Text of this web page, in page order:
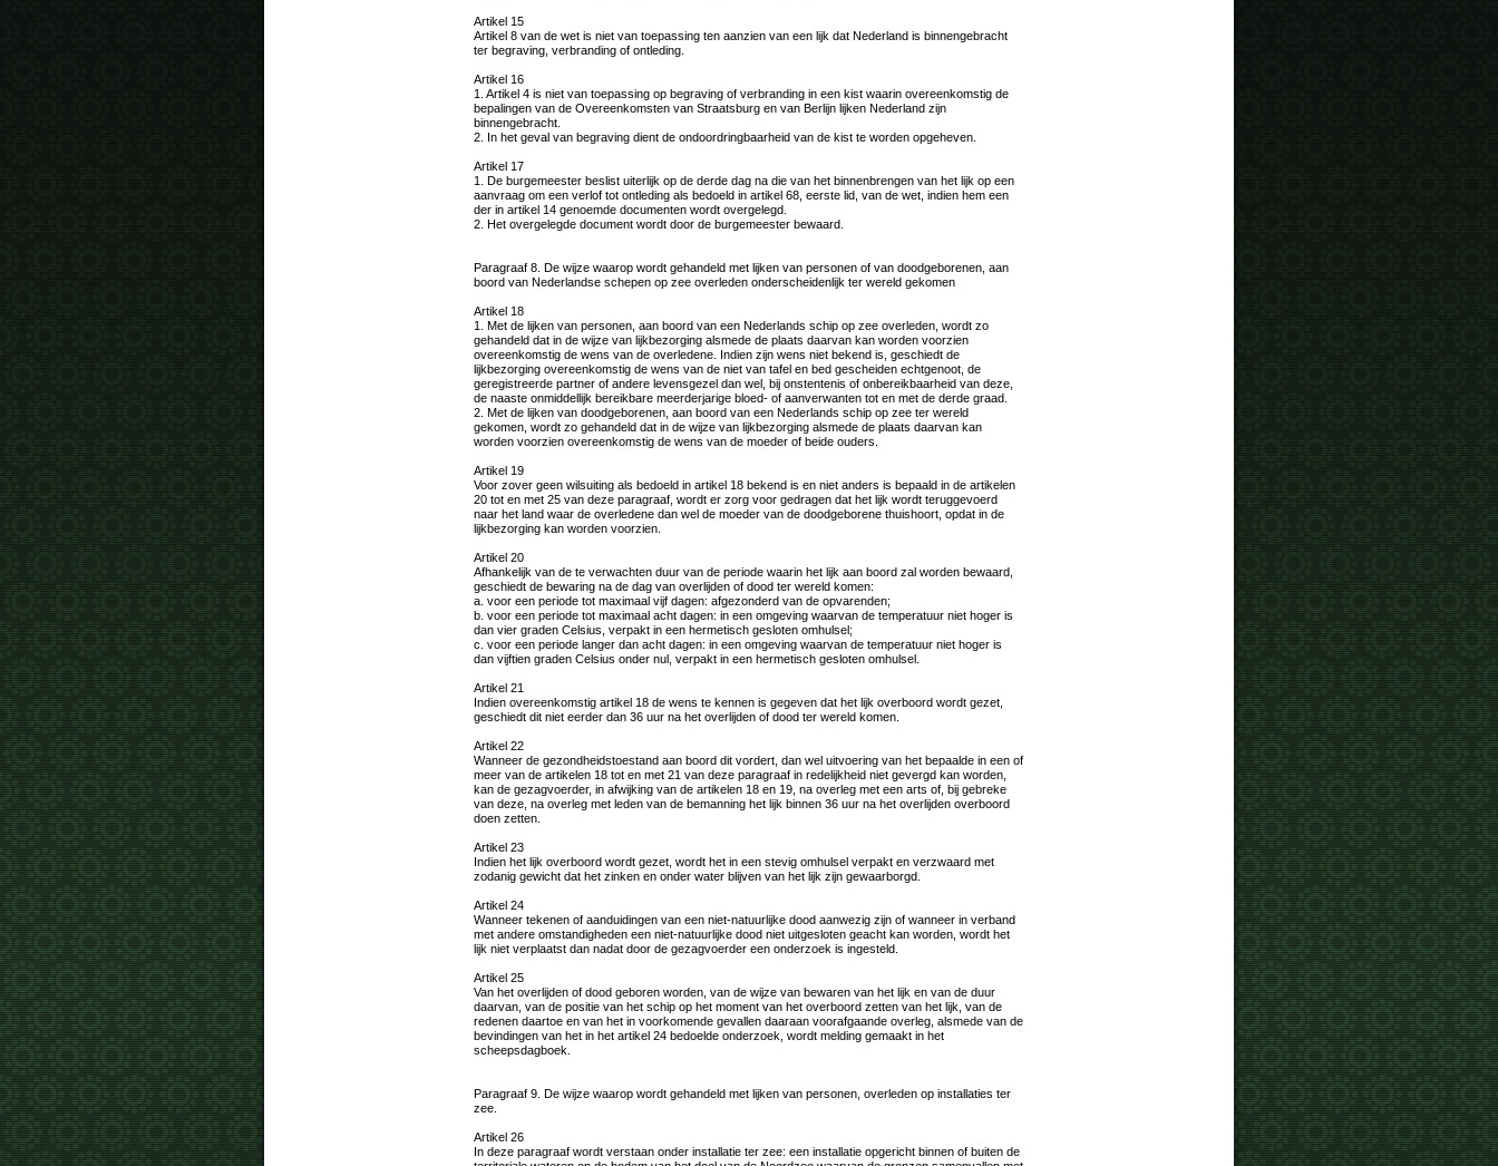
Artikel 15
Artikel 8 van de wet is niet van toepassing ten aanzien van een lijk dat Nederland is binnengebracht
ter begraving, verbranding of ontleding.
Artikel 16
1. Artikel 4 is niet van toepassing op begraving of verbranding in een kist waarin overeenkomstig de
bepalingen van de Overeenkomsten van Straatsburg en van Berlijn lijken Nederland zijn
binnengebracht.
2. In het geval van begraving dient de ondoordringbaarheid van de kist te worden opgeheven.
Artikel 17
1. De burgemeester beslist uiterlijk op de derde dag na die van het binnenbrengen van het lijk op een
aanvraag om een verlof tot ontleding als bedoeld in artikel 68, eerste lid, van de wet, indien hem een
der in artikel 14 genoemde documenten wordt overgelegd.
2. Het overgelegde document wordt door de burgemeester bewaard.
Paragraaf 8. De wijze waarop wordt gehandeld met lijken van personen of van doodgeborenen, aan
boord van Nederlandse schepen op zee overleden onderscheidenlijk ter wereld gekomen
Artikel 18
1. Met de lijken van personen, aan boord van een Nederlands schip op zee overleden, wordt zo
gehandeld dat in de wijze van lijkbezorging alsmede de plaats daarvan kan worden voorzien
overeenkomstig de wens van de overledene. Indien zijn wens niet bekend is, geschiedt de
lijkbezorging overeenkomstig de wens van de niet van tafel en bed gescheiden echtgenoot, de
geregistreerde partner of andere levensgezel dan wel, bij onstentenis of onbereikbaarheid van deze,
de naaste onmiddellijk bereikbare meerderjarige bloed- of aanverwanten tot en met de derde graad.
2. Met de lijken van doodgeborenen, aan boord van een Nederlands schip op zee ter wereld
gekomen, wordt zo gehandeld dat in de wijze van lijkbezorging alsmede de plaats daarvan kan
worden voorzien overeenkomstig de wens van de moeder of beide ouders.
Artikel 19
Voor zover geen wilsuiting als bedoeld in artikel 18 bekend is en niet anders is bepaald in de artikelen
20 tot en met 25 van deze paragraaf, wordt er zorg voor gedragen dat het lijk wordt teruggevoerd
naar het land waar de overledene dan wel de moeder van de doodgeborene thuishoort, opdat in de
lijkbezorging kan worden voorzien.
Artikel 20
Afhankelijk van de te verwachten duur van de periode waarin het lijk aan boord zal worden bewaard,
geschiedt de bewaring na de dag van overlijden of dood ter wereld komen:
a. voor een periode tot maximaal vijf dagen: afgezonderd van de opvarenden;
b. voor een periode tot maximaal acht dagen: in een omgeving waarvan de temperatuur niet hoger is
dan vier graden Celsius, verpakt in een hermetisch gesloten omhulsel;
c. voor een periode langer dan acht dagen: in een omgeving waarvan de temperatuur niet hoger is
dan vijftien graden Celsius onder nul, verpakt in een hermetisch gesloten omhulsel.
Artikel 21
Indien overeenkomstig artikel 18 de wens te kennen is gegeven dat het lijk overboord wordt gezet,
geschiedt dit niet eerder dan 36 uur na het overlijden of dood ter wereld komen.
Artikel 22
Wanneer de gezondheidstoestand aan boord dit vordert, dan wel uitvoering van het bepaalde in een of
meer van de artikelen 18 tot en met 21 van deze paragraaf in redelijkheid niet gevergd kan worden,
kan de gezagvoerder, in afwijking van de artikelen 18 en 19, na overleg met een arts of, bij gebreke
van deze, na overleg met leden van de bemanning het lijk binnen 36 uur na het overlijden overboord
doen zetten.
Artikel 23
Indien het lijk overboord wordt gezet, wordt het in een stevig omhulsel verpakt en verzwaard met
zodanig gewicht dat het zinken en onder water blijven van het lijk zijn gewaarborgd.
Artikel 24
Wanneer tekenen of aanduidingen van een niet-natuurlijke dood aanwezig zijn of wanneer in verband
met andere omstandigheden een niet-natuurlijke dood niet uitgesloten geacht kan worden, wordt het
lijk niet verplaatst dan nadat door de gezagvoerder een onderzoek is ingesteld.
Artikel 25
Van het overlijden of dood geboren worden, van de wijze van bewaren van het lijk en van de duur
daarvan, van de positie van het schip op het moment van het overboord zetten van het lijk, van de
redenen daartoe en van het in voorkomende gevallen daaraan voorafgaande overleg, alsmede van de
bevindingen van het in het artikel 24 bedoelde onderzoek, wordt melding gemaakt in het
scheepsdagboek.
Paragraaf 9. De wijze waarop wordt gehandeld met lijken van personen, overleden op installaties ter
zee.
Artikel 26
In deze paragraaf wordt verstaan onder installatie ter zee: een installatie opgericht binnen of buiten de